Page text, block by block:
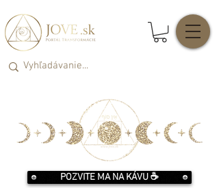
POZVITE MA NA KÁVU ☕️